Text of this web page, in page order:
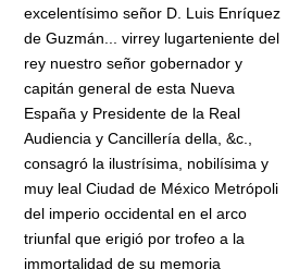
excelentísimo señor D. Luis Enríquez
de Guzmán... virrey lugarteniente del
rey nuestro señor gobernador y
capitán general de esta Nueva
España y Presidente de la Real
Audiencia y Cancillería della, &c.,
consagró la ilustrísima, nobilísima y
muy leal Ciudad de México Metrópoli
del imperio occidental en el arco
triunfal que erigió por trofeo a la
immortalidad de su memoria